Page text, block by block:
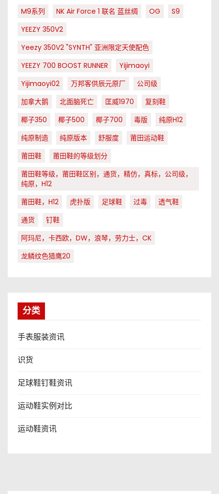
M9系列
NK Air Force 1 联名 蓝丝绸 OG
S9
YEEZY 350V2
Yeezy 350V2 "SYNTH" 亚洲限定天使配色
YEEZY 700 BOOST RUNNER
Yijimaoyi
Yijimaoyi02
万邦客供辰元原厂
公司级
加拿大鹅
北面脑死亡 匡威1970
复刻鞋
椰子350
椰子500 椰子700 毒版
纯原H12
纯原制造
纯原版本 舒服度
莆田运动鞋
莆田鞋
莆田鞋的等级划分
莆田鞋等级，莆田鞋区别，通货，精仿，真标，公司级，
纯原，H12
莆田鞋，H12
虎扑版 足球鞋 过毒
透气鞋
通货
钉鞋
阿玛尼，卡西欧，DW，浪琴，劳力士，CK
龙鳞纹色猎鹰20
分类
手表服装资讯
识货
足球鞋钉鞋资讯
运动鞋实例对比
运动鞋资讯